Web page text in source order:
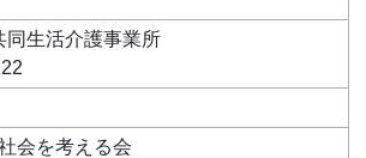
生活介護事業所
会を考える会